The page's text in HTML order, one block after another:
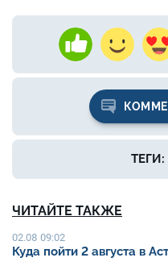
ТЕГИ:
ЧИТАЙТЕ ТАКЖЕ
02.08 09:02
Куда пойти 2 августа в